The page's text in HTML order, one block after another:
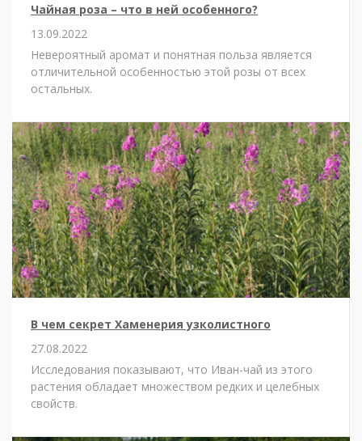
Чайная роза – что в ней особенного?
13.09.2022
Невероятный аромат и понятная польза является
отличительной особенностью этой розы от всех
остальных.
В чем секрет Хаменерия узколистного
27.08.2022
Исследования показывают, что Иван-чай из этого
растения обладает множеством редких и целебных
свойств.